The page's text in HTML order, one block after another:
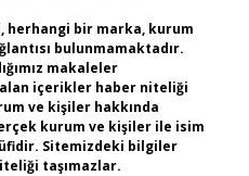
herhangi bir marka, kurum
bulunmamaktadır.
makaleler
içerikler haber niteliği
ve kişiler hakkında
kurum ve kişiler ile isim
Sitemizdeki bilgiler
taşımazlar.